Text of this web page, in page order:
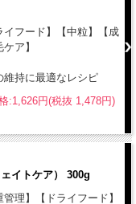
イフード】【中粒】【成
ア】
維持に最適なレシピ
:1,626円(税抜 1,478円)
イトケア） 300g
理】【ドライフード】